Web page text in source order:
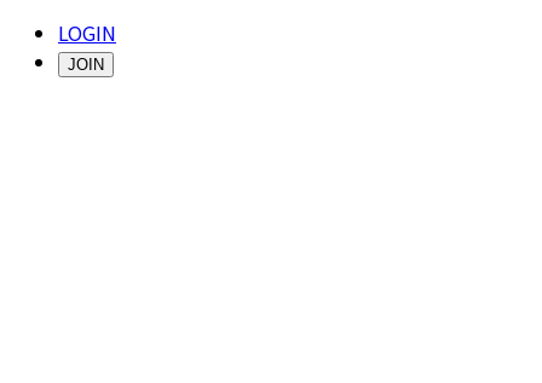
LOGIN
JOIN